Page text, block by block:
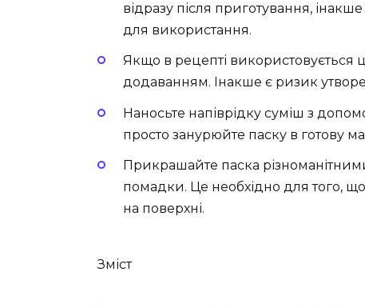
відразу після приготування,
для використання.
Якщо в рецепті використовується
додаванням. Інакше є ризик
Наносьте напіврідку суміш з
просто занурюйте паску в готову
Прикрашайте паска
помадки. Це необхідно для того,
на поверхні.
Зміст